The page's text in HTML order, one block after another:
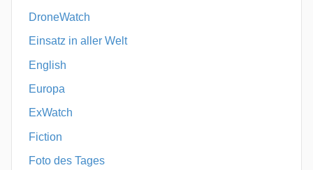
DroneWatch
Einsatz in aller Welt
English
Europa
ExWatch
Fiction
Foto des Tages